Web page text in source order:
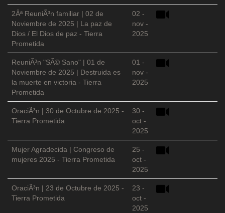
2Âª ReuniÃ³n familiar | 02 de
Noviembre de 2025 | La paz de
Dios / El Dios de paz - Tierra
Prometida
02 -
nov -
2025
ReuniÃ³n "SÃ© Sano" | 01 de
Noviembre de 2025 | Destruida es
la muerte en victoria - Tierra
Prometida
01 -
nov -
2025
OraciÃ³n | 30 de Octubre de 2025 -
Tierra Prometida
30 -
oct -
2025
Mujer Agradecida | Congreso de
mujeres 2025 - Tierra Prometida
25 -
oct -
2025
OraciÃ³n | 23 de Octubre de 2025 -
Tierra Prometida
23 -
oct -
2025